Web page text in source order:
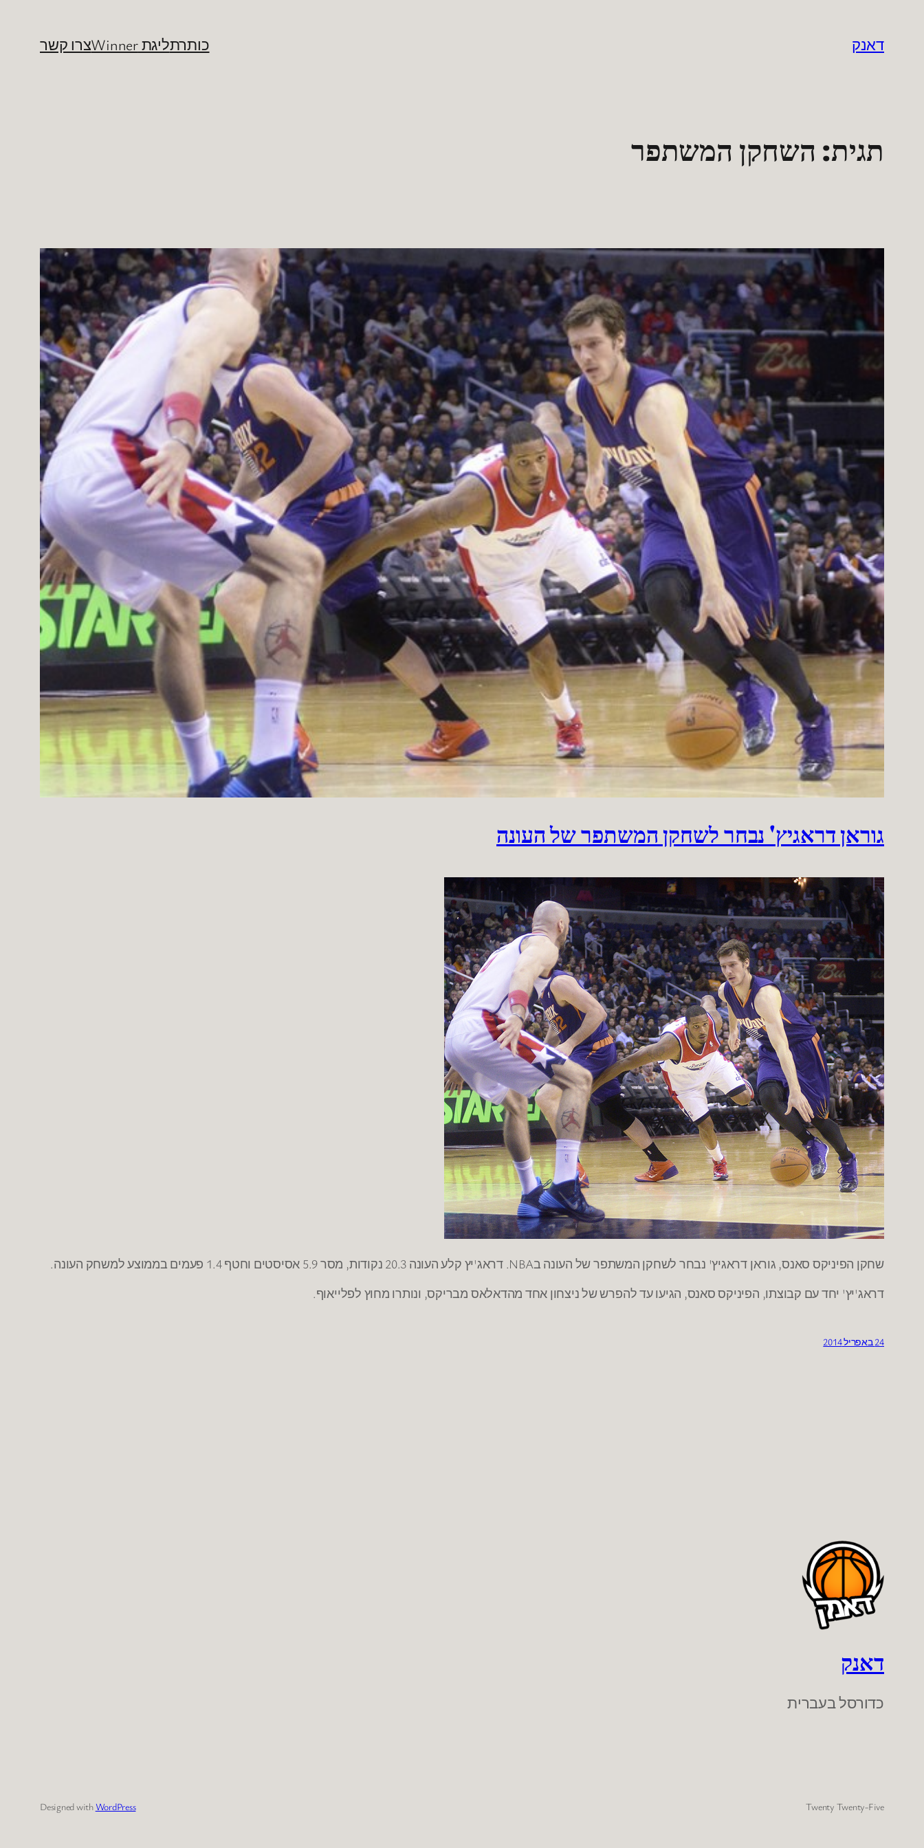
דאנק כותרתליגת Winner צרו קשר
תגית:השחקן המשתפר
גוראן דראגיץ' נבחר לשחקן המשתפר של העונה
שחקן הפיניקס סאנס, גוראן דראגיץ' נבחר לשחקן המשתפר של העונה בNBA. דראג'יץ קלע העונה 20.3 נקודות, מסר 5.9 אסיסטים וחטף 1.4 פעמים בממוצע למשחק העונה.
דראג'יץ' יחד עם קבוצתו, הפיניקס סאנס, הגיעו עד להפרש של ניצחון אחד מהדאלאס מבריקס, ונותרו מחוץ לפלייאוף.
24 באפריל 2014
דאנק
כדורסל בעברית
Twenty Twenty-Five
Designed with WordPress